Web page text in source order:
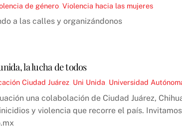
de género Violencia hacia las mujeres
a las calles y organizándonos
la lucha de todos
Ciudad Juárez Uni Unida Universidad
una colabolación de Ciudad Juárez,
y violencia que recorre el país.